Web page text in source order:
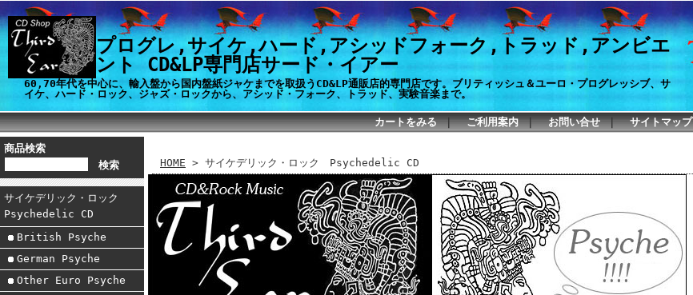
プログレ,サイケ,ハード,アシッドフォーク,トラッド,アンビエ
ント CD&LP専門店サード・イアー
60,70年代を中心に、輸入盤から国内盤紙ジャケまでを取扱うCD&LP通販店的専門店です。ブリティッシュ＆ユーロ・プログレッシブ、サ
イケ、ハード・ロック、ジャズ・ロックから、アシッド・フォーク、トラッド、実験音楽まで。
カートをみる｜ ご利用案内｜ お問い合せ｜ サイトマップ
商品検索
サイケデリック・ロック
Psychedelic CD
British Psyche
German Psyche
Other Euro Psyche
HOME > サイケデリック・ロック Psychedelic CD